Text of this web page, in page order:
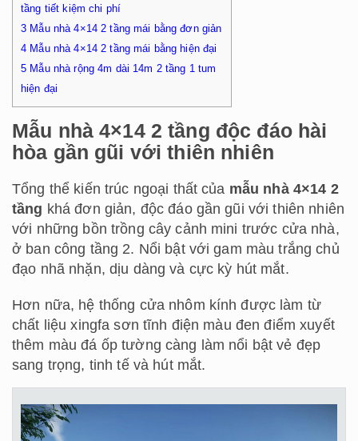
tầng tiết kiệm chi phí
3 Mẫu nhà 4×14 2 tầng mái bằng đơn giản
4 Mẫu nhà 4×14 2 tầng mái bằng hiện đại
5 Mẫu nhà rộng 4m dài 14m 2 tầng 1 tum
hiện đại
Mẫu nhà 4×14 2 tầng độc đáo hài
hòa gần gũi với thiên nhiên
Tổng thể kiến trúc ngoại thất của mẫu nhà 4×14 2
tầng khá đơn giản, độc đáo gần gũi với thiên nhiên
với những bồn trồng cây cảnh mini trước cửa nhà,
ở ban công tầng 2. Nổi bật với gam màu trắng chủ
đạo nhã nhặn, dịu dàng và cực kỳ hút mắt.
Hơn nữa, hệ thống cửa nhôm kính được làm từ
chất liệu xingfa sơn tĩnh điện màu đen điểm xuyết
thêm màu đá ốp tường càng làm nổi bật vẻ đẹp
sang trọng, tinh tế và hút mắt.